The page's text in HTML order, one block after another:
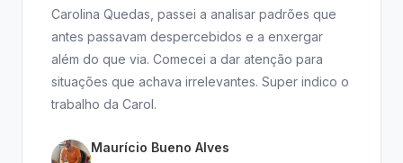
Carolina Quedas, passei a analisar padrões que
antes passavam despercebidos e a enxergar
além do que via. Comecei a dar atenção para
situações que achava irrelevantes. Super indico o
trabalho da Carol.
Maurício Bueno Alves